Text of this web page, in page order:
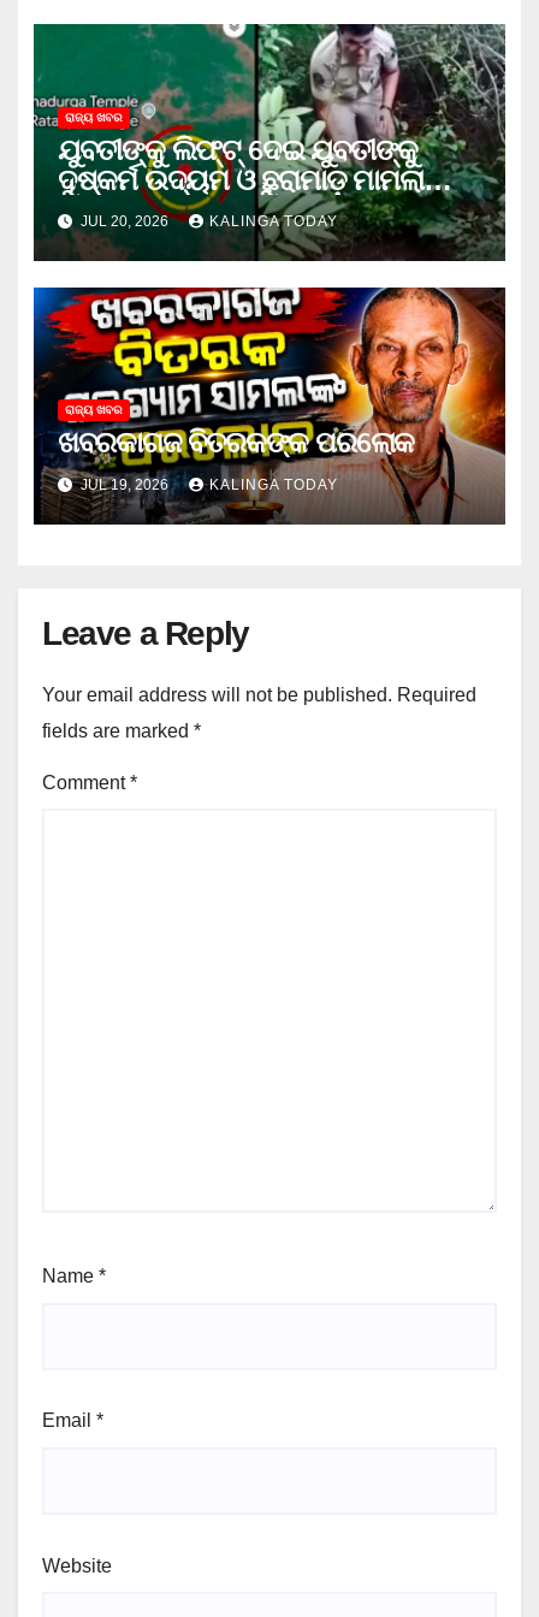
ରାଜ୍ୟ ଖବର
ଯୁବତୀଙ୍କୁ ଲିଫ୍‌ଟ୍‌ ଦେଇ ଯୁବତୀଙ୍କୁ
ଦୁଷ୍କର୍ମ ଉଦ୍ୟମ ଓ ଛୁରାମାଡ଼ ମାମଲାରେ
ଜେଲ ଗଲା ଅଭିଯୁକ୍ତ
JUL 20, 2026 KALINGA TODAY
ରାଜ୍ୟ ଖବର
ଖବରକାଗଜ ବିତରକଙ୍କ ପରଲୋକ
JUL 19, 2026 KALINGA TODAY
Leave a Reply
Your email address will not be published. Required
fields are marked *
Comment*
Name *
Email *
Website